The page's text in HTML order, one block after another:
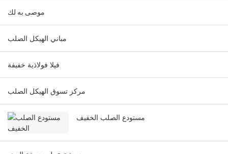
موصى به لك
مباني الهيكل الصلب
فيلا فولاذية خفيفة
مركز تسوق الهيكل الصلب
مستودع الصلب الخفيف